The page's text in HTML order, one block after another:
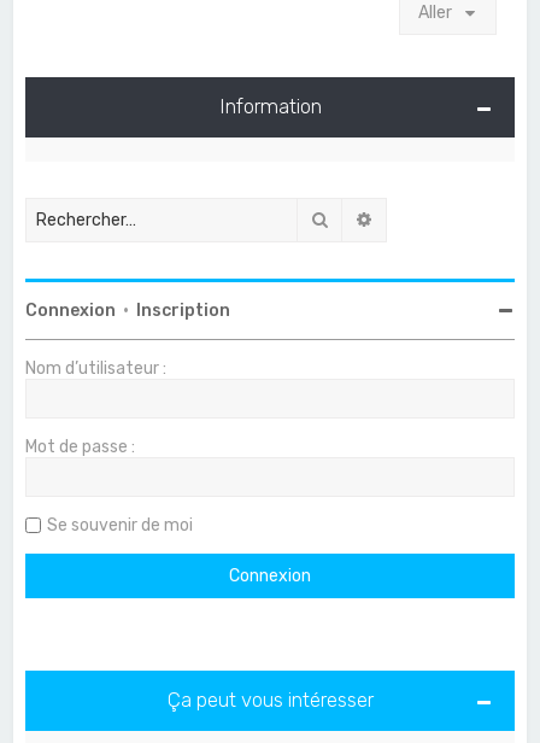
Aller
Information
Rechercher
Connexion • Inscription
Nom d’utilisateur :
Mot de passe :
Se souvenir de moi
Ça peut vous intéresser